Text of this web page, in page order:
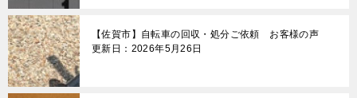
【佐賀市】自転車の回収・処分ご依頼 お客様の声
更新日：2026年5月26日